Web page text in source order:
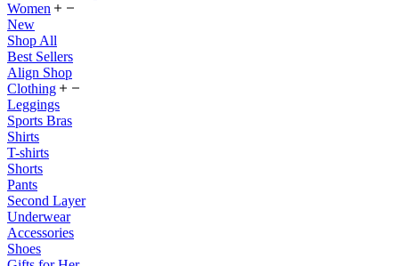
Women
New
Shop All
Best Sellers
Align Shop
Clothing
Leggings
Sports Bras
Shirts
T-shirts
Shorts
Pants
Second Layer
Underwear
Accessories
Shoes